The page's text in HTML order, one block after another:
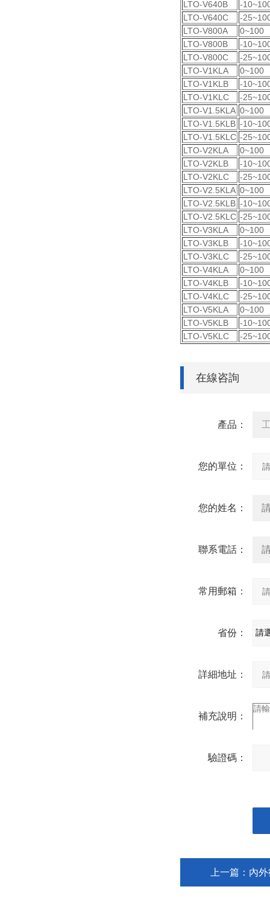
LTO-V640B
-
LTO-V640C
-
LTO-V800A
0~100
LTO-V800B
-
LTO-V800C
-
LTO-V1KLA
0~100
LTO-V1KLB
-
LTO-V1KLC
-
LTO-V1.5KLA 0~100
LTO-V1.5KLB -
LTO-V1.5KLC -
LTO-V2KLA
0~100
LTO-V2KLB
-
LTO-V2KLC
-
LTO-V2.5KLA 0~100
LTO-V2.5KLB -
LTO-V2.5KLC -
LTO-V3KLA
0~100
LTO-V3KLB
-
LTO-V3KLC
-
LTO-V4KLA
0~100
LTO-V4KLB
-
LTO-V4KLC
-
LTO-V5KLA
0~100
LTO-V5KLB
-
LTO-V5KLC
-
在線咨詢
產品：
您的單位：
您的姓名：
聯系電話：
常用郵箱：
省份：
詳細地址：
補充說明：
驗證碼：
輸
上一篇： 內